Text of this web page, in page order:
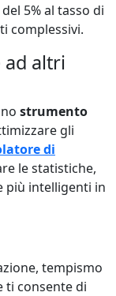
5% al tasso di
complessivi.
ad altri
strumento
gli
di
le statistiche,
più intelligenti in
tempismo
ti consente di